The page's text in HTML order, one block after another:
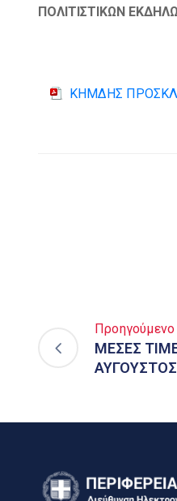
ΠΟΛΙΤΙΣΤΙΚΩΝ
ΚΗΜΔΗΣ
Προηγούμενο
ΜΕΣΕΣ
ΑΥΓΟΥΣΤΟΣ